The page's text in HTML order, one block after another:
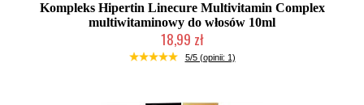
Kompleks Hipertin Linecure Multivitamin Complex
multiwitaminowy do włosów 10ml
18,99 zł
Duża ilość (wysyłka w 24h)
5/5 (opinii: 1)